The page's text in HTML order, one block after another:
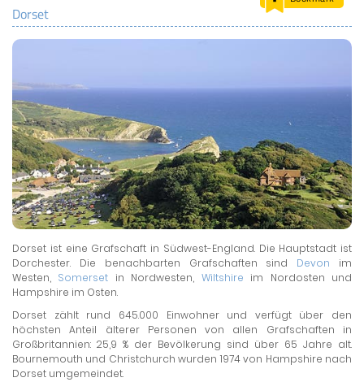
Dorset
Dorset ist eine Grafschaft in Südwest-England. Die Hauptstadt ist
Dorchester. Die benachbarten Grafschaften sind Devon im
Westen, Somerset in Nordwesten, Wiltshire im Nordosten und
Hampshire im Osten.
Dorset zählt rund 645.000 Einwohner und verfügt über den
höchsten Anteil älterer Personen von allen Grafschaften in
Großbritannien: 25,9 % der Bevölkerung sind über 65 Jahre alt.
Bournemouth und Christchurch wurden 1974 von Hampshire nach
Dorset umgemeindet.